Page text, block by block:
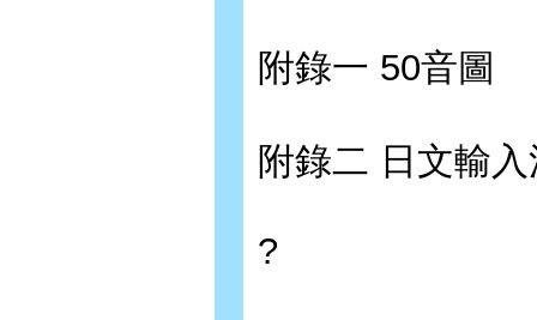
附錄一 50音圖
附錄二 日文輸
?